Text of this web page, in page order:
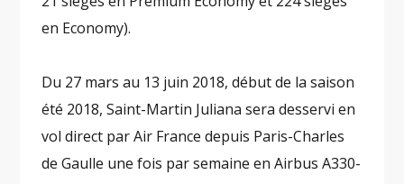
en Economy).
Du 27 mars au 13 juin 2018, début de la saison
été 2018, Saint-Martin Juliana sera desservi en
vol direct par Air France depuis Paris-Charles
de Gaulle une fois par semaine en Airbus A330-